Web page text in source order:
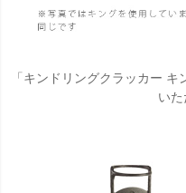
「キンドリングクラッカー
いた